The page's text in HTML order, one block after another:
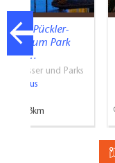
Fürst-Pückler-
Museum Park
und…
Schlösser und Parks
Cottbus
27.3km